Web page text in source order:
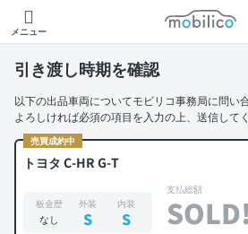
メニュー
モビリコ
引き渡し時期を確認
以下の出品車両についてモビリコ事務局に問い
よろしければ必須の項目を入力の上、送信してく
売買成約中
トヨタ C-HR G-T
板金歴
なし
外装
S
内装
S
支払総額